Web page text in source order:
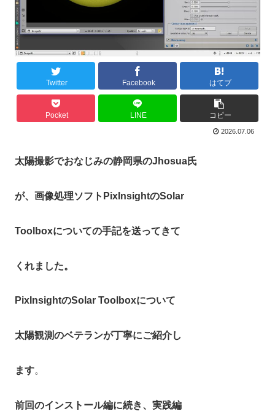
Twitter Facebook はてブ
Pocket LINE コピー
2026.07.06
太陽撮影でおなじみの静岡県のJhosua氏
が、画像処理ソフトPixInsightのSolar
Toolboxについての手記を送ってきて
くれました。
PixInsightのSolar Toolboxについて
太陽観測のベテランが丁寧にご紹介し
ます。
前回のインストール編に続き、実践編